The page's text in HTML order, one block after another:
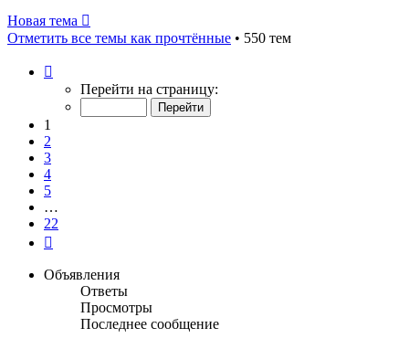
Новая тема
Отметить все темы как прочтённые • 550 тем
Перейти на страницу:
1
2
3
4
5
…
22
Объявления
Ответы
Просмотры
Последнее сообщение